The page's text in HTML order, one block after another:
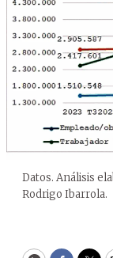
Datos. Análisis
Rodrigo Ibarrola.